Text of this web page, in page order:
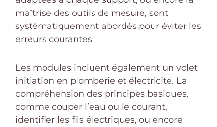
maîtrise des outils de mesure, sont
systématiquement abordés pour éviter les
erreurs courantes.
Les modules incluent également un volet
initiation en plomberie et électricité. La
compréhension des principes basiques,
comme couper l’eau ou le courant,
identifier les fils électriques, ou encore